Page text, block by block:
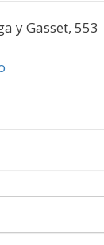
y Gasset, 553